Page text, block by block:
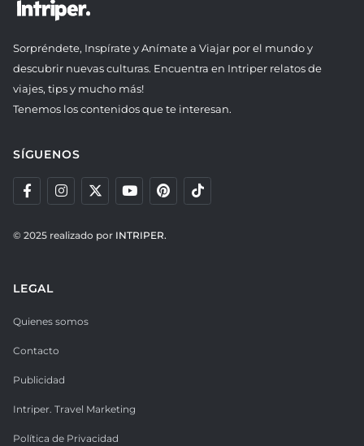
Sorpréndete, Inspírate y Anímate a Viajar por el mundo y
descubrir nuevas culturas. Encuentra en Intriper relatos de
viajes, tips y mucho más!
Tenemos los contenidos que te interesan.
SÍGUENOS
© 2025 realizado por INTRIPER.
LEGAL
Quienes somos
Contacto
Publicidad
Intriper. Travel Marketing
Política de Privacidad